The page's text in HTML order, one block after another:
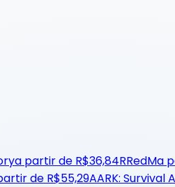
a partir de R$36,84RRedMa
de R$55,29AARK: Survival